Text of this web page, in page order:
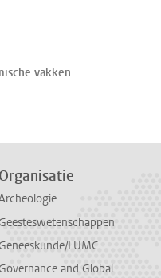
vakken
Organisatie
LUMC
and Global